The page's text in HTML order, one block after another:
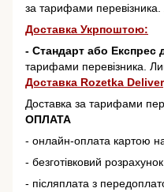
за тарифами
Доставка Укрпоштою:
- Стандарт або Експрес
тарифами перевізника.
Доставка Rozetka
Доставка за тарифами
ОПЛАТА
- онлайн-оплата картою на
- безготівковий
- післяплата з